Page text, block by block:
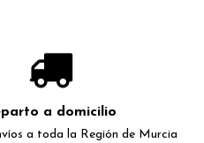
a domicilio
a toda la Región de Murcia